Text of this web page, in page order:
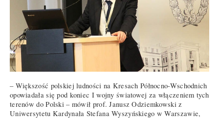
– Większość polskiej ludności na Kresach Północno-Wschodnich
opowiadała się pod koniec I wojny światowej za włączeniem tych
terenów do Polski – mówił prof. Janusz Odziemkowski z
Uniwersytetu Kardynała Stefana Wyszyńskiego w Warszawie,